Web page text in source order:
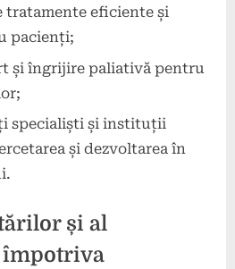
tratamente eficiente și
pacienți;
și îngrijire paliativă pentru
specialiști și instituții
și dezvoltarea în
și al